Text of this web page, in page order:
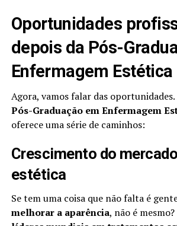
Oportunidades
depois da Pós-
Enfermagem Estética
Agora, vamos falar das
Pós-Graduação em Enfermagem
oferece uma série de caminhos:
Crescimento do
estética
Se tem uma coisa que não falta é
melhorar a aparência, não é mesmo?